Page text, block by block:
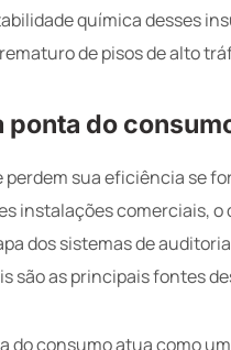
química desses
de pisos de alto
ponta do
perdem sua eficiência se
instalações comerciais,
dos sistemas de
são as principais fontes
do consumo atua como